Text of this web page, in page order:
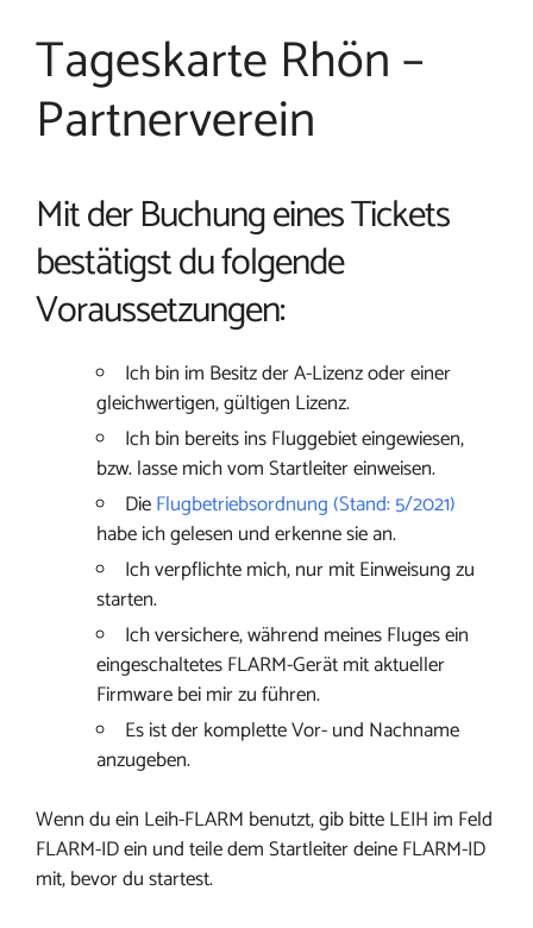
Tageskarte Rhön –
Partnerverein
Mit der Buchung eines Tickets
bestätigst du folgende
Voraussetzungen:
Ich bin im Besitz der A-Lizenz oder einer
gleichwertigen, gültigen Lizenz.
Ich bin bereits ins Fluggebiet eingewiesen,
bzw. lasse mich vom Startleiter einweisen.
DieFlugbetriebsordnung (Stand: 5/2021)
habe ich gelesen und erkenne sie an.
Ich verpflichte mich, nur mit Einweisung zu
starten.
Ich versichere, während meines Fluges ein
eingeschaltetes FLARM-Gerät mit aktueller
Firmware bei mir zu führen.
Es ist der komplette Vor- und Nachname
anzugeben.
Wenn du ein Leih-FLARM benutzt, gib bitte LEIH im Feld
FLARM-ID ein und teile dem Startleiter deine FLARM-ID
mit, bevor du startest.